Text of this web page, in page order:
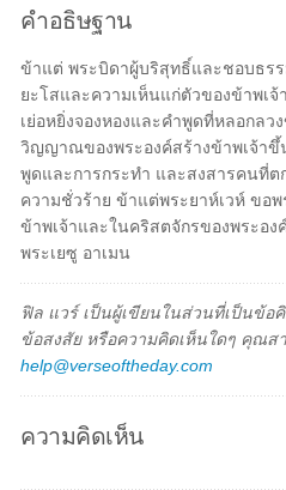
คำอธิษฐาน
ข้าแต่ พระบิดาผู้บริสุทธิ์และชอบธร
ยะโสและความเห็นแก่ตัวของข้าพเ
เย่อหยิ่งจองหองและคำพูดที่หลอกลว
วิญญาณของพระองค์สร้างข้าพเจ้า
พูดและการกระทำ และสงสารคนที่ต
ความชั่วร้าย ข้าแต่พระยาห์เวห์ ขอ
ข้าพเจ้าและในคริสตจักรของพระอ
พระเยซู อาเมน
ฟิล แวร์ เป็นผู้เขียนในส่วนที่เป็นข้อ
ข้อสงสัย หรือความคิดเห็นใดๆ คุณส
help@verseoftheday.com
ความคิดเห็น